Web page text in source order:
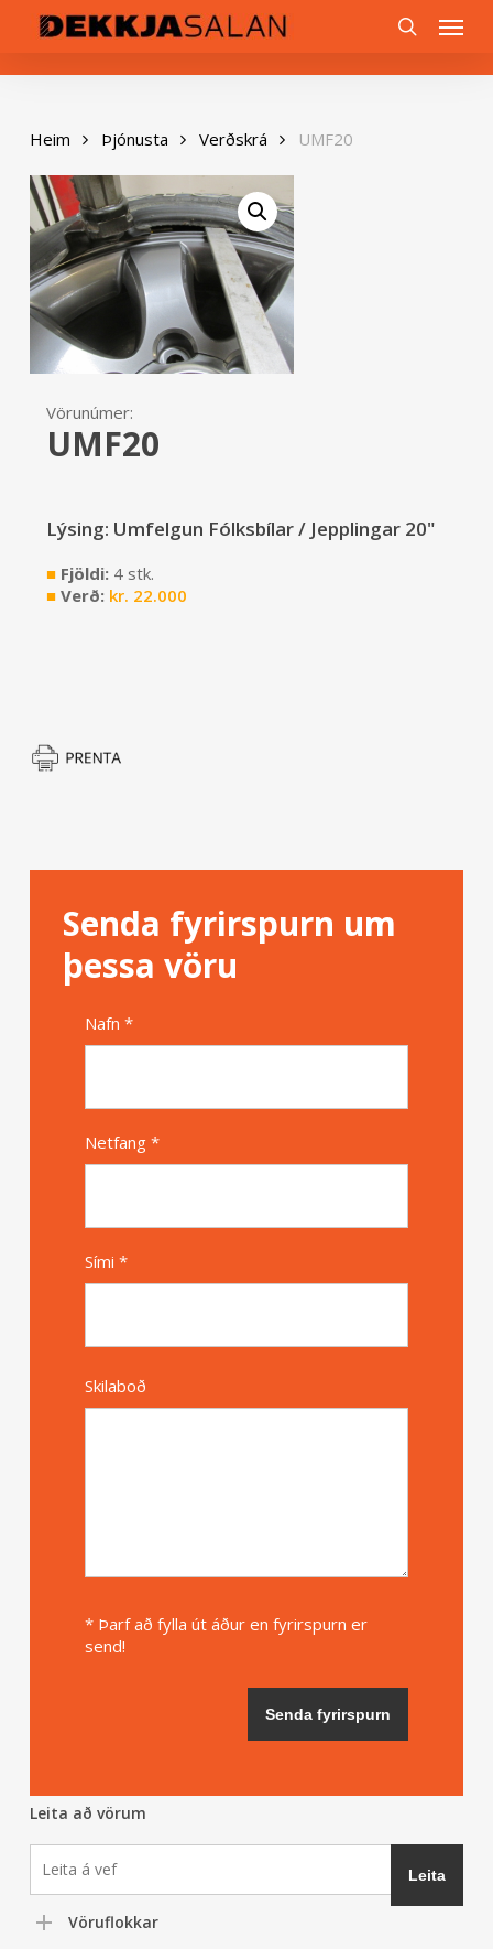
content
Menu
Heim Þjónusta Verðskrá UMF20
Vörunúmer:
UMF20
Lýsing: Umfelgun Fólksbílar / Jepplingar 20"
■Fjöldi: 4 stk.
■Verð: kr. 22.000
Senda fyrirspurn um
þessa vöru
Nafn *
Netfang *
Sími *
Skilaboð
* Þarf að fylla út áður en fyrirspurn er
send!
Leita að vörum
Vöruflokkar